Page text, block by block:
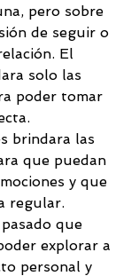
pero sobre
de seguir o
El
solo las
poder tomar
brindara las
que puedan
y que
regular.
que
explorar a
personal y